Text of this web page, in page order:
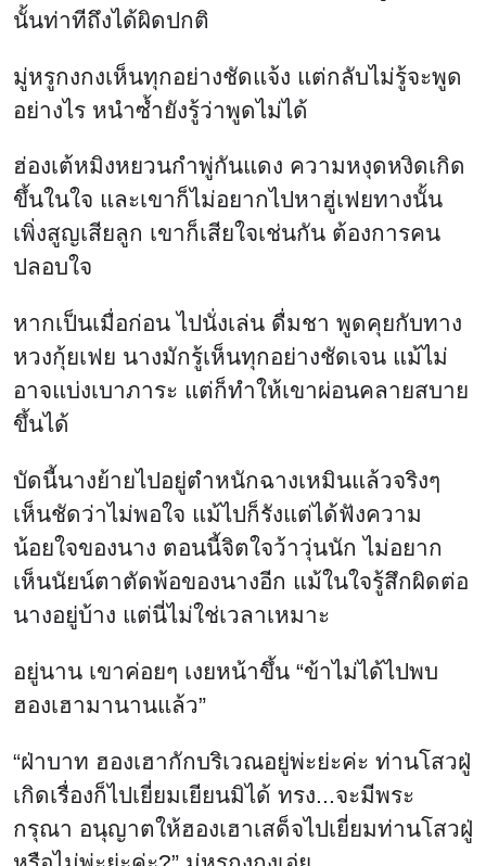
นั้นท่าทีถึงได้ผิดปกติ
มู่หรูกงกงเห็นทุกอย่างชัดแจ้ง แต่กลับไม่รู้จะพูด
อย่างไร หนำซ้ำยังรู้ว่าพูดไม่ได้